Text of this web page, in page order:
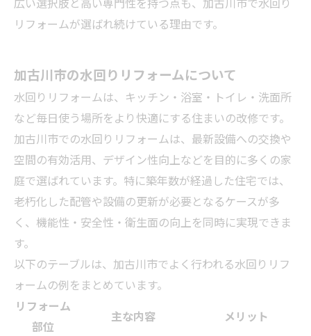
リフォームが選ばれ続けている理由です。
加古川市の水回りリフォームについて
水回りリフォームは、キッチン・浴室・トイレ・洗面所
など毎日使う場所をより快適にする住まいの改修です。
加古川市での水回りリフォームは、最新設備への交換や
空間の有効活用、デザイン性向上などを目的に多くの家
庭で選ばれています。特に築年数が経過した住宅では、
老朽化した配管や設備の更新が必要となるケースが多
く、機能性・安全性・衛生面の向上を同時に実現できま
す。
以下のテーブルは、加古川市でよく行われる水回りリフ
ォームの例をまとめています。
リフォーム
部位
主な内容 メリット